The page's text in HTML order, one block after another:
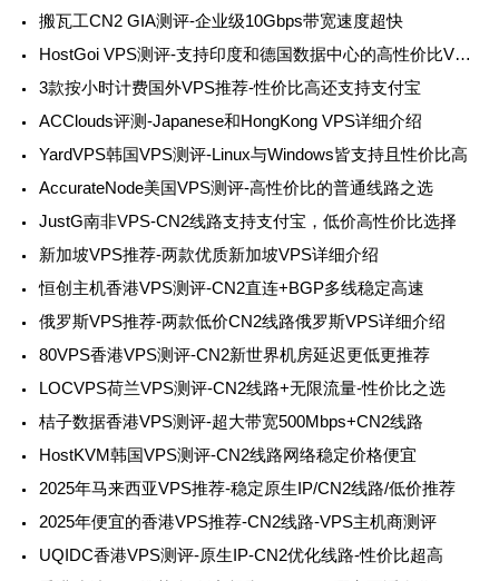
搬瓦工CN2 GIA测评-企业级10Gbps带宽速度超快
HostGoi VPS测评-支持印度和德国数据中心的高性价比VPS服务商
3款按小时计费国外VPS推荐-性价比高还支持支付宝
ACClouds评测-Japanese和HongKong VPS详细介绍
YardVPS韩国VPS测评-Linux与Windows皆支持且性价比高
AccurateNode美国VPS测评-高性价比的普通线路之选
JustG南非VPS-CN2线路支持支付宝，低价高性价比选择
新加坡VPS推荐-两款优质新加坡VPS详细介绍
恒创主机香港VPS测评-CN2直连+BGP多线稳定高速
俄罗斯VPS推荐-两款低价CN2线路俄罗斯VPS详细介绍
80VPS香港VPS测评-CN2新世界机房延迟更低更推荐
LOCVPS荷兰VPS测评-CN2线路+无限流量-性价比之选
桔子数据香港VPS测评-超大带宽500Mbps+CN2线路
HostKVM韩国VPS测评-CN2线路网络稳定价格便宜
2025年马来西亚VPS推荐-稳定原生IP/CN2线路/低价推荐
2025年便宜的香港VPS推荐-CN2线路-VPS主机商测评
UQIDC香港VPS测评-原生IP-CN2优化线路-性价比超高